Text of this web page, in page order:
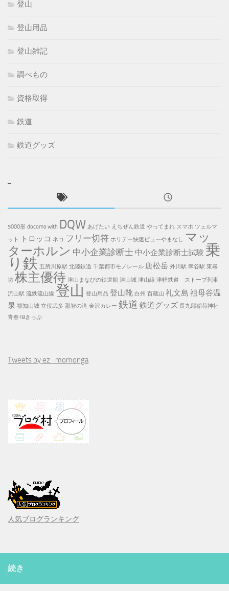
登山
登山用品
登山雑記
調べもの
資格取得
鉄道
鉄道グッズ
5000形 docomo with DQW あげたい えちぜん鉄道 やってまれ スマホ ツェルマ
ット
トロッコ ネコ フリー切符 ホリデー快速ビューやまなし マッ
ターホルン 中小企業診断士 中小企業診断士試験 乗
り鉄 五所川原駅 北陸鉄道 千葉都市モノレール 唐松岳 外川駅 幸谷駅 東尋
坊 株主優待 津山まなびの鉄道館 津山城 津山線 津軽鉄道 ストーブ列車
流山駅 流鉄流山線 登山 登山用品 登山靴 白州 百蔵山 礼文島 祖母谷温
泉 福知山城 立佞武多 那智の滝 金沢カレー 鉄道 鉄道グッズ 長九郎稲荷神社
青春18きっぷ
Tweets by ez_momonga
人気ブログランキング
続き